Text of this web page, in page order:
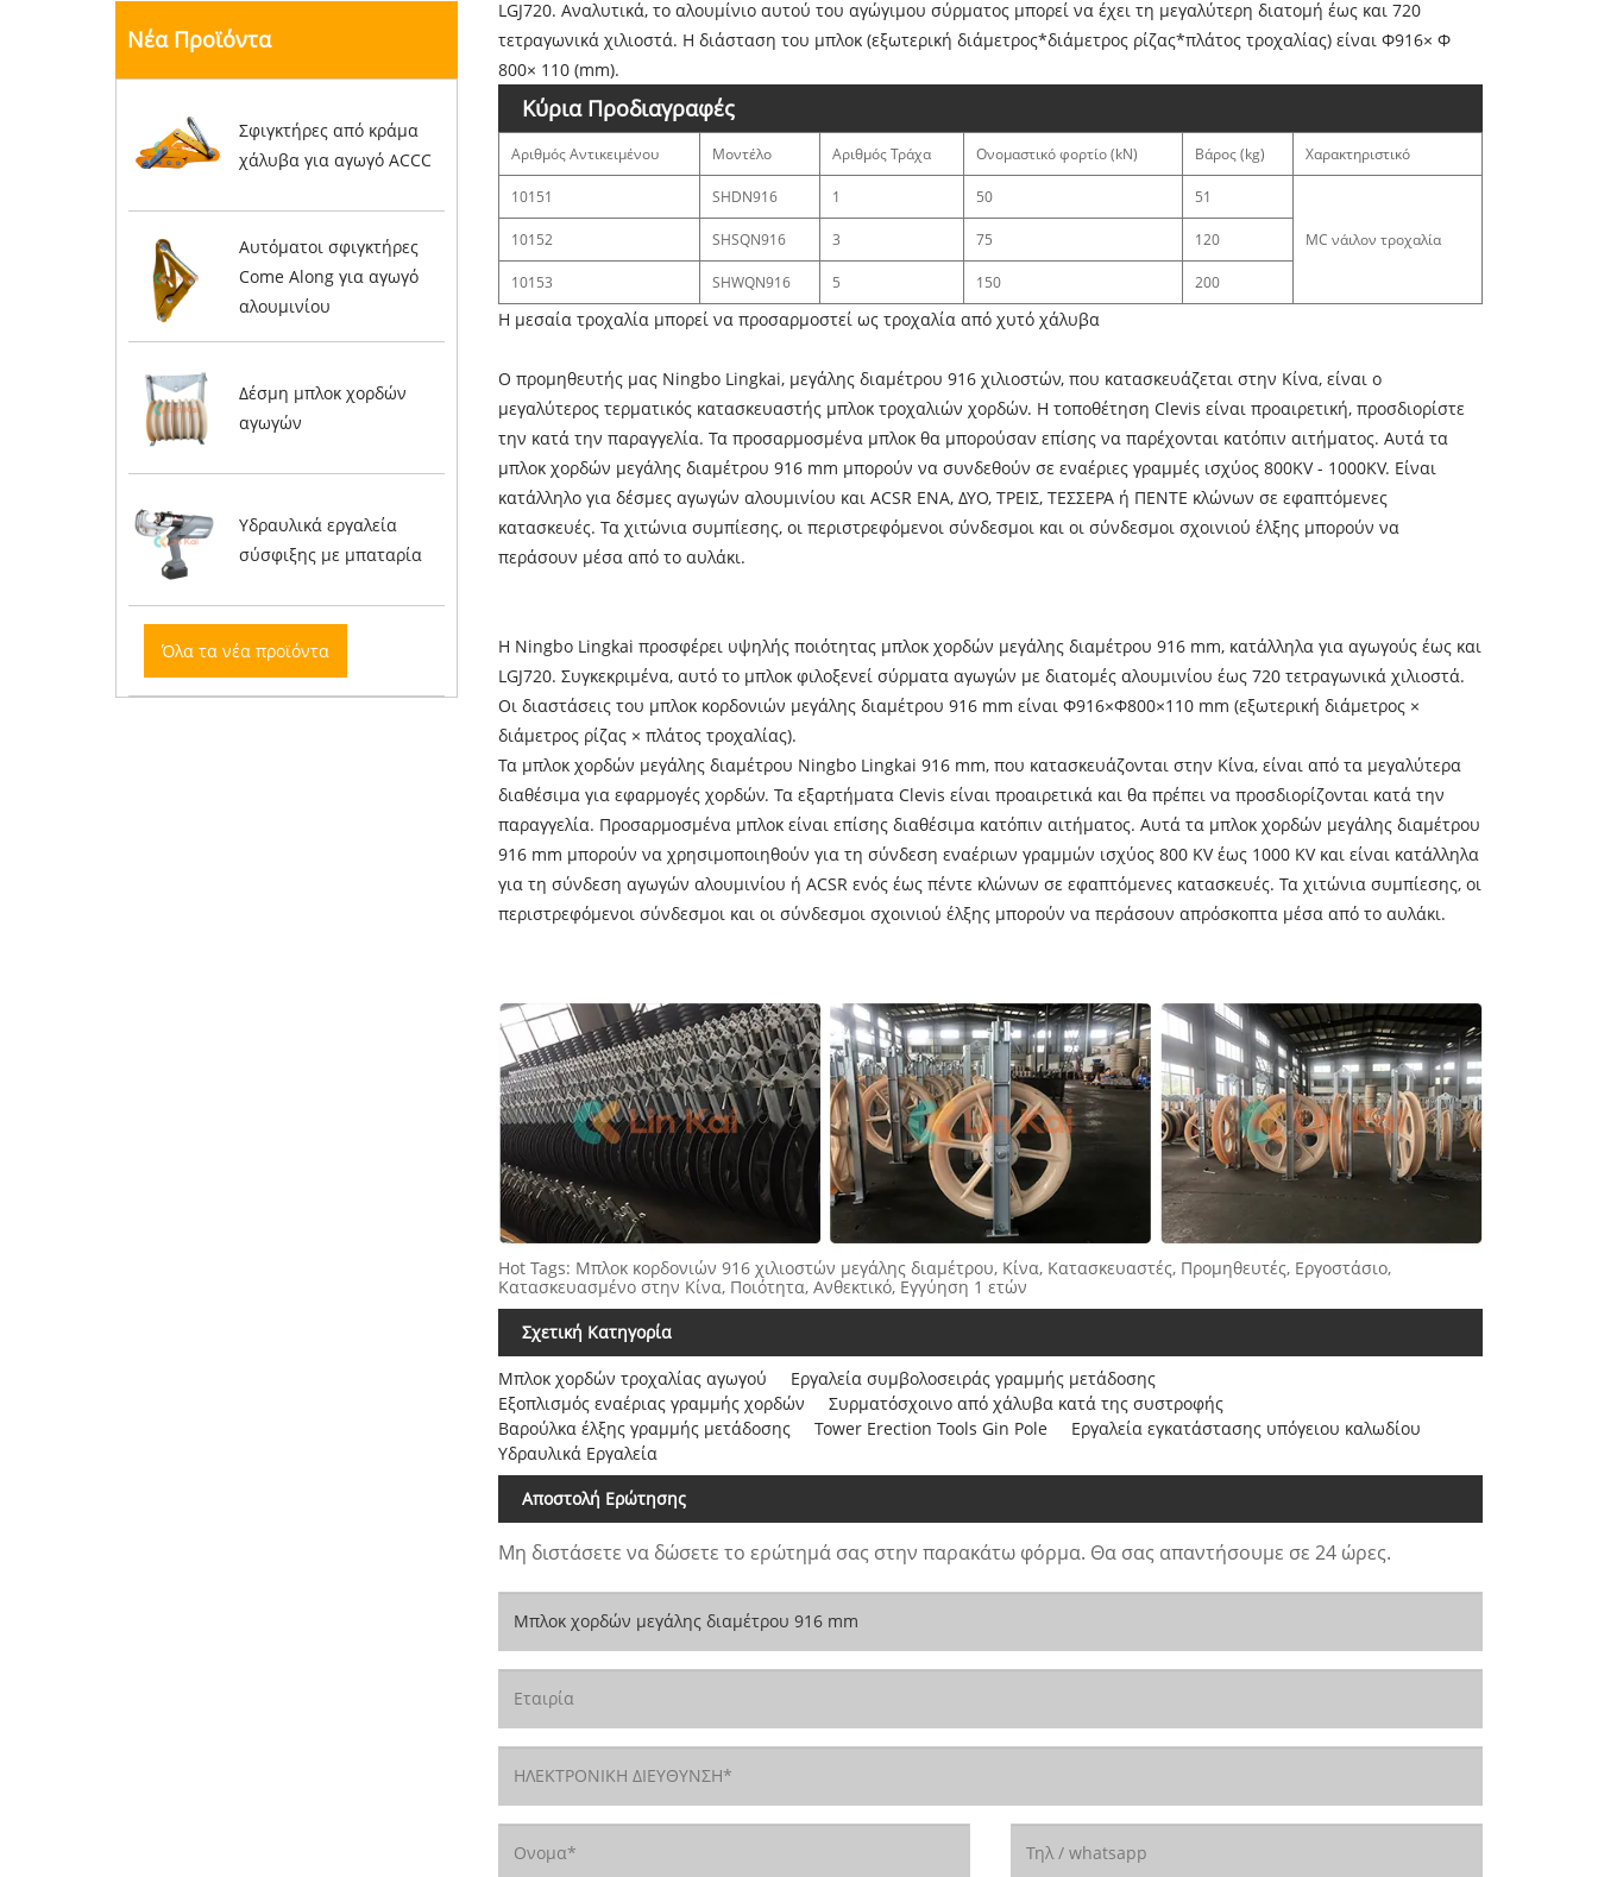
Νέα Προϊόντα
Σφιγκτήρες από κράμα
χάλυβα για αγωγό ACCC
Αυτόματοι σφιγκτήρες
Come Along για αγωγό
αλουμινίου
Δέσμη μπλοκ χορδών
αγωγών
Υδραυλικά εργαλεία
σύσφιξης με μπαταρία
Όλα τα νέα προϊόντα
LGJ720. Αναλυτικά, το αλουμίνιο αυτού του αγώγιμου σύρματος μπορεί να έχει τη μεγαλύτερη διατομή έως και 720
τετραγωνικά χιλιοστά. Η διάσταση του μπλοκ (εξωτερική διάμετρος*διάμετρος ρίζας*πλάτος τροχαλίας) είναι Φ916× Φ
800× 110 (mm).
Κύρια Προδιαγραφές
Αριθμός Αντικειμένου Μοντέλο Αριθμός Τράχα Ονομαστικό φορτίο (kN) Βάρος (kg) Χαρακτηριστικό
10151 SHDN916 1 50 51
MC νάιλον τροχαλία
10152 SHSQN916 3 75 120
10153 SHWQN916 5 150 200
Η μεσαία τροχαλία μπορεί να προσαρμοστεί ως τροχαλία από χυτό χάλυβα
Ο προμηθευτής μας Ningbo Lingkai, μεγάλης διαμέτρου 916 χιλιοστών, που κατασκευάζεται στην Κίνα, είναι ο
μεγαλύτερος τερματικός κατασκευαστής μπλοκ τροχαλιών χορδών. Η τοποθέτηση Clevis είναι προαιρετική, προσδιορίστε
την κατά την παραγγελία. Τα προσαρμοσμένα μπλοκ θα μπορούσαν επίσης να παρέχονται κατόπιν αιτήματος. Αυτά τα
μπλοκ χορδών μεγάλης διαμέτρου 916 mm μπορούν να συνδεθούν σε εναέριες γραμμές ισχύος 800KV - 1000KV. Είναι
κατάλληλο για δέσμες αγωγών αλουμινίου και ACSR ΕΝΑ, ΔΥΟ, ΤΡΕΙΣ, ΤΕΣΣΕΡΑ ή ΠΕΝΤΕ κλώνων σε εφαπτόμενες
κατασκευές. Τα χιτώνια συμπίεσης, οι περιστρεφόμενοι σύνδεσμοι και οι σύνδεσμοι σχοινιού έλξης μπορούν να
περάσουν μέσα από το αυλάκι.
Η Ningbo Lingkai προσφέρει υψηλής ποιότητας μπλοκ χορδών μεγάλης διαμέτρου 916 mm, κατάλληλα για αγωγούς έως και
LGJ720. Συγκεκριμένα, αυτό το μπλοκ φιλοξενεί σύρματα αγωγών με διατομές αλουμινίου έως 720 τετραγωνικά χιλιοστά.
Οι διαστάσεις του μπλοκ κορδονιών μεγάλης διαμέτρου 916 mm είναι Φ916×Φ800×110 mm (εξωτερική διάμετρος ×
διάμετρος ρίζας × πλάτος τροχαλίας).
Τα μπλοκ χορδών μεγάλης διαμέτρου Ningbo Lingkai 916 mm, που κατασκευάζονται στην Κίνα, είναι από τα μεγαλύτερα
διαθέσιμα για εφαρμογές χορδών. Τα εξαρτήματα Clevis είναι προαιρετικά και θα πρέπει να προσδιορίζονται κατά την
παραγγελία. Προσαρμοσμένα μπλοκ είναι επίσης διαθέσιμα κατόπιν αιτήματος. Αυτά τα μπλοκ χορδών μεγάλης διαμέτρου
916 mm μπορούν να χρησιμοποιηθούν για τη σύνδεση εναέριων γραμμών ισχύος 800 KV έως 1000 KV και είναι κατάλληλα
για τη σύνδεση αγωγών αλουμινίου ή ACSR ενός έως πέντε κλώνων σε εφαπτόμενες κατασκευές. Τα χιτώνια συμπίεσης, οι
περιστρεφόμενοι σύνδεσμοι και οι σύνδεσμοι σχοινιού έλξης μπορούν να περάσουν απρόσκοπτα μέσα από το αυλάκι.
Hot Tags: Μπλοκ κορδονιών 916 χιλιοστών μεγάλης διαμέτρου, Κίνα, Κατασκευαστές, Προμηθευτές, Εργοστάσιο,
Κατασκευασμένο στην Κίνα, Ποιότητα, Ανθεκτικό, Εγγύηση 1 ετών
Σχετική Κατηγορία
Μπλοκ χορδών τροχαλίας αγωγού
Εργαλεία συμβολοσειράς γραμμής μετάδοσης
Εξοπλισμός εναέριας γραμμής χορδών
Συρματόσχοινο από χάλυβα κατά της συστροφής
Βαρούλκα έλξης γραμμής μετάδοσης
Tower Erection Tools Gin Pole
Εργαλεία εγκατάστασης υπόγειου καλωδίου
Υδραυλικά Εργαλεία
Αποστολή Ερώτησης
Μη διστάσετε να δώσετε το ερώτημά σας στην παρακάτω φόρμα. Θα σας απαντήσουμε σε 24 ώρες.